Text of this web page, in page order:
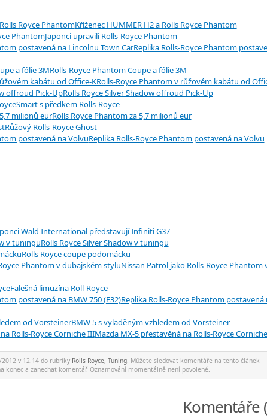
Kříženec HUMMER H2 a Rolls Royce Phantom
Japonci upravili Rolls-Royce Phantom
Replika Rolls-Royce Phantom
Rolls-Royce Phantom Coupe a fólie 3M
Rolls-Royce Phantom v růžovém kabátu od
Rolls Royce Silver Shadow offroud Pick-Up
Smart s předkem Rolls-Royce
Rolls Royce Phantom za 5,7 milionů eur
Růžový Rolls-Royce Ghost
Replika Rolls-Royce Phantom postavená na Volvu
Wald International představují Infiniti G37
Rolls Royce Silver Shadow v tuningu
Rolls Royce coupe podomácku
Nissan Patrol jako Rolls-Royce Phantom
Falešná limuzína Roll-Royce
Replika Rolls-Royce Phantom postavená
BMW 5 s vyladěným vzhledem od Vorsteiner
Mazda MX-5 přestavěná na Rolls-Royce
v 12.14 do rubriky Rolls Royce, Tuning. Můžete sledovat komentáře na tento článek
konec a zanechat komentář. Oznamování momentálně není povolené.
Komentáře